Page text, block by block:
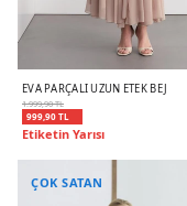
EVA PARÇALI UZUN ETEK BEJ
1.999,90 TL
999,90 TL
Etiketin Yarısı
ÇOK SATAN